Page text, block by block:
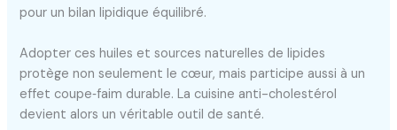
pour un bilan lipidique équilibré.
Adopter ces huiles et sources naturelles de lipides
protège non seulement le cœur, mais participe aussi à un
effet coupe‐faim durable. La cuisine anti-cholestérol
devient alors un véritable outil de santé.